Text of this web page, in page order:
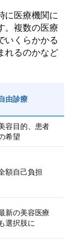
に医療機関に
。複数の医療
いくらかかる
れるのかなど
由診療
容目的、患者
希望
額自己負担
新の美容医療
選択肢に